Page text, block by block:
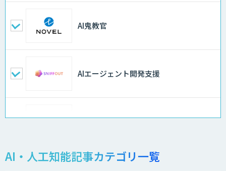
AI鬼教官
AIエージェント開発支援
AI-BPO
AI・人工知能記事カテゴリ一覧